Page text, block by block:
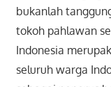
bukanlah
tokoh pahlawan
Indonesia
seluruh warga